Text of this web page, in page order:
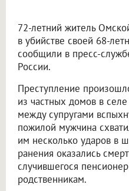
72-летний житель
в убийстве своей 68-
сообщили в пресс-
России.
Преступление
из частных домов в
между супругами
пожилой мужчина
им несколько ударов
ранения оказались
случившегося
родственникам.